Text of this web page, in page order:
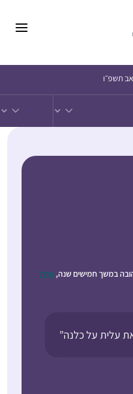
תשפ״ו
במשך חמישים שנה, קרול
עלית על כלנה”